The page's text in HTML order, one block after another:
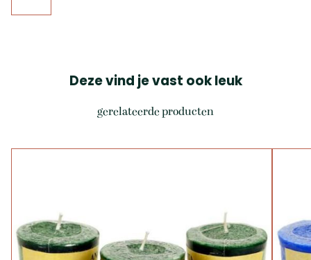
Deze vind je vast ook leuk
gerelateerde producten